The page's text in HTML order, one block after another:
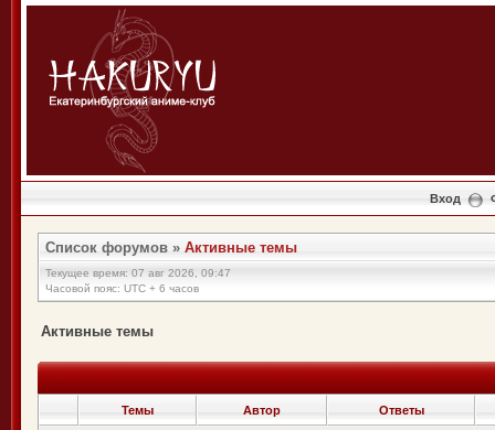
Вход
Список форумов » Активные темы
Текущее время: 07 авг 2026, 09:47
Часовой пояс: UTC + 6 часов
Активные темы
Темы Автор Ответы